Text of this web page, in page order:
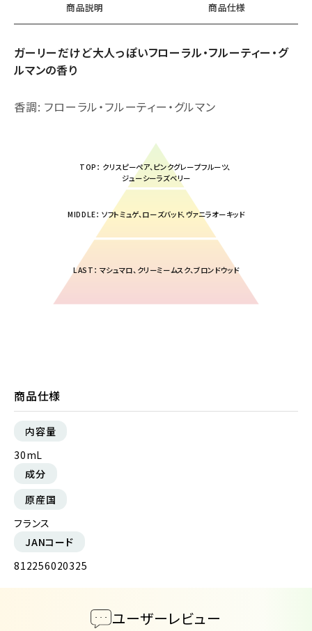
商品説明 商品仕様
ガーリーだけど大人っぽいフローラル・フルーティー・グ
ルマンの香り
香調: フローラル・フルーティー・グルマン
TOP： クリスピーペア、ピンクグレープフルーツ、
ジューシーラズベリー
MIDDLE： ソフトミュゲ、ローズバッド、ヴァニラオーキッド
LAST： マシュマロ、クリーミームスク、ブロンドウッド
商品仕様
内容量
30mL
成分
原産国
フランス
JANコード
812256020325
ユーザーレビュー